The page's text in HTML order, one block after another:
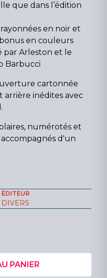
que dans l’édition
en noir et
en couleurs
par Arleston et le
Barbucci
cartonnée
arrière inédites avec
numérotés et
d'un
ÉDITEUR
DIVERS
PANIER